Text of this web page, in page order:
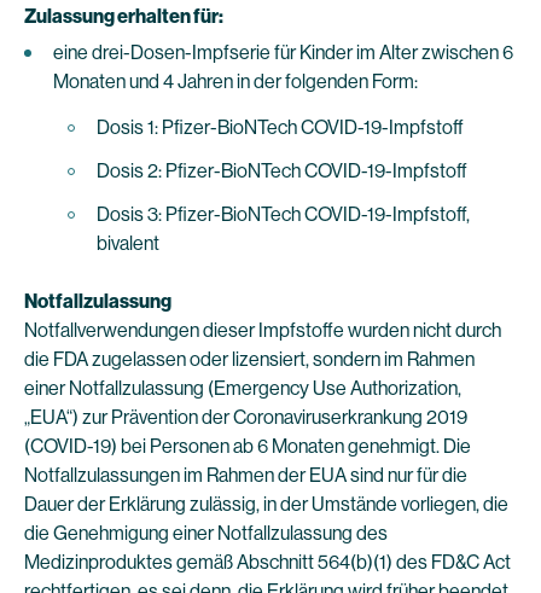
Zulassung erhalten für:
eine drei-Dosen-Impfserie für Kinder im Alter zwischen 6
Monaten und 4 Jahren in der folgenden Form:
Dosis 1: Pfizer-BioNTech COVID-19-Impfstoff
Dosis 2: Pfizer-BioNTech COVID-19-Impfstoff
Dosis 3: Pfizer-BioNTech COVID-19-Impfstoff,
bivalent
Notfallzulassung
Notfallverwendungen dieser Impfstoffe wurden nicht durch
die FDA zugelassen oder lizensiert, sondern im Rahmen
einer Notfallzulassung (Emergency Use Authorization,
„EUA“) zur Prävention der Coronaviruserkrankung 2019
(COVID-19) bei Personen ab 6 Monaten genehmigt. Die
Notfallzulassungen im Rahmen der EUA sind nur für die
Dauer der Erklärung zulässig, in der Umstände vorliegen, die
die Genehmigung einer Notfallzulassung des
Medizinproduktes gemäß Abschnitt 564(b)(1) des FD&C Act